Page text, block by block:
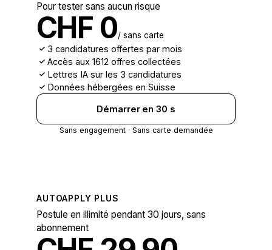
Pour tester sans aucun risque
CHF 0/ sans carte
3 candidatures offertes par mois
Accès aux 1612 offres collectées
Lettres IA sur les 3 candidatures
Données hébergées en Suisse
Démarrer en 30 s
Sans engagement · Sans carte demandée
AUTOAPPLY PLUS
Postule en illimité pendant 30 jours, sans
abonnement